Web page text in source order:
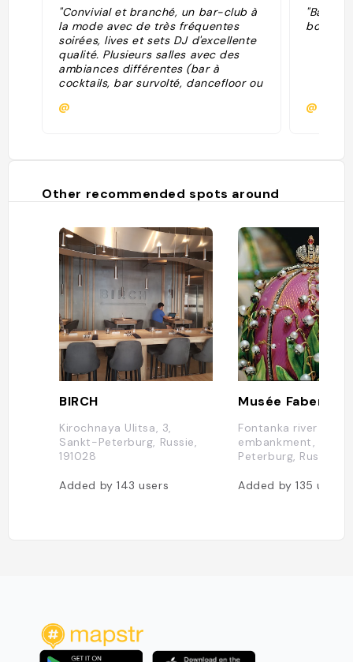
"Convivial et branché, un bar-club à
la mode avec de très fréquentes
soirées, lives et sets DJ d'excellente
qualité. Plusieurs salles avec des
ambiances différentes (bar à
cocktails, bar survolté, dancefloor ou
nuit pétersbourgeoise qui ne
souhait, les produits
à se damner..."
@
"Bar
bondé
@
Other recommended spots around
BIRCH
Kirochnaya Ulitsa, 3,
Sankt-Peterburg, Russie,
191028
Added by143users
Musée Fabergé
Fontanka river
embankment, 21,
Peterburg, Russie,
Added by135users